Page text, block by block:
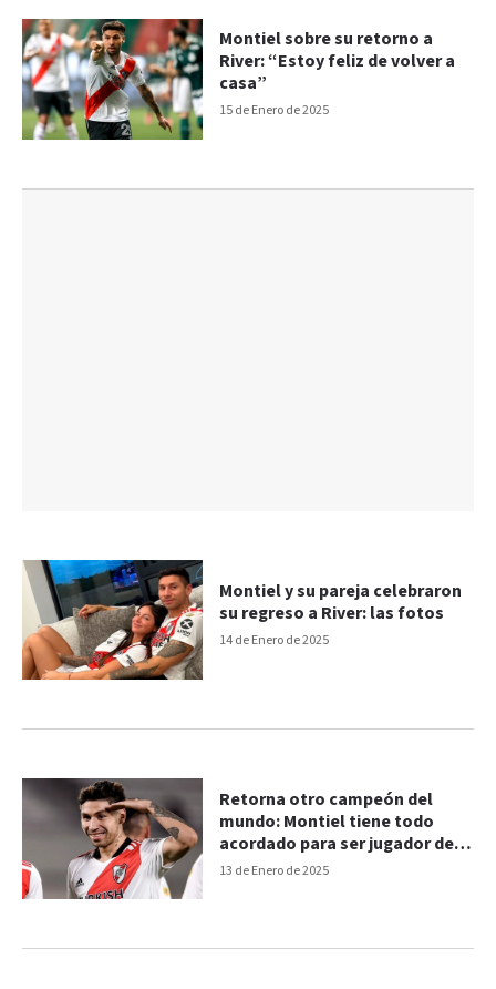
15 de Enero de 2025
Montiel sobre su retorno a
River: “Estoy feliz de volver a
casa”
14 de Enero de 2025
Montiel y su pareja celebraron
su regreso a River: las fotos
13 de Enero de 2025
Retorna otro campeón del
mundo: Montiel tiene todo
acordado para ser jugador de
River